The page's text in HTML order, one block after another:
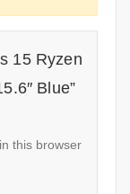
15 Ryzen
Blue”
this browser